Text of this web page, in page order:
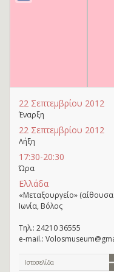
22 Σεπτεμβρίου 2012
Έναρξη
22 Σεπτεμβρίου 2012
Λήξη
17:30-20:30
Ώρα
Ελλάδα
«Μεταξουργείο»
Ιωνία, Βόλος
Τηλ.: 24210 36555
e-mail.:
Ιστοσελίδα